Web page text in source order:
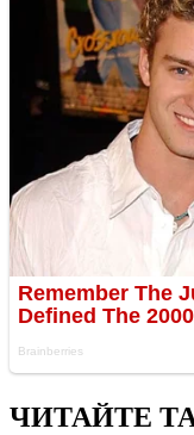
ЧИТАЙТЕ